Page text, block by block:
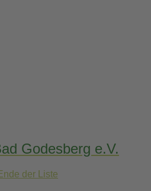
Godesberg e.V.
der Liste